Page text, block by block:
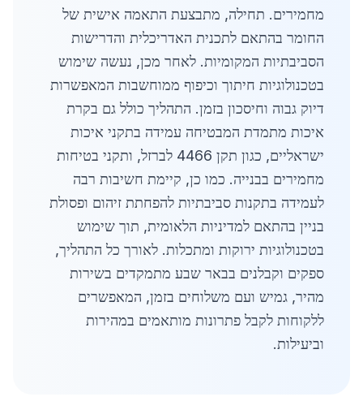
מחמירים. תחילה, מתבצעת התאמה אישית של
החומר בהתאם לתכנית האדריכלית והדרישות
הסביבתיות המקומיות. לאחר מכן, נעשה שימוש
בטכנולוגיות חיתוך וכיפוף ממוחשבות המאפשרות
דיוק גבוה וחיסכון בזמן. התהליך כולל גם בקרת
איכות מתמדת המבטיחה עמידה בתקני איכות
ישראליים, כגון תקן 4466 לברזל, ותקני בטיחות
מחמירים בבנייה. כמו כן, קיימת חשיבות רבה
לעמידה בתקנות סביבתיות להפחתת זיהום ופסולת
בניין בהתאם למדיניות הלאומית, תוך שימוש
בטכנולוגיות ירוקות ומתכלות. לאורך כל התהליך,
ספקים וקבלנים בבאר שבע מתמקדים בשירות
מהיר, גמיש ועם משלוחים בזמן, המאפשרים
ללקוחות לקבל פתרונות מותאמים במהירות
וביעילות.